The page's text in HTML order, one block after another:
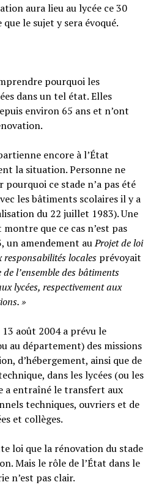
aura lieu au lycée ce 30
le sujet y sera évoqué.
pourquoi les
dans un tel état. Elles
environ 65 ans et n’ont
encore à l’État
la situation. Personne ne
pourquoi ce stade n’a pas été
les bâtiments scolaires il y a
du 22 juillet 1983). Une
que ce cas n’est pas
un amendement auProjet de loi
localesprévoyait
l’ensemble des bâtiments
lycées, respectivement aux
»
août 2004 a prévu le
au département) des missions
d’hébergement, ainsi que de
dans les lycées (ou les
a entraîné le transfert aux
techniques, ouvriers et de
et collèges.
loi que la rénovation du stade
Mais le rôle de l’État dans le
n’est pas clair.